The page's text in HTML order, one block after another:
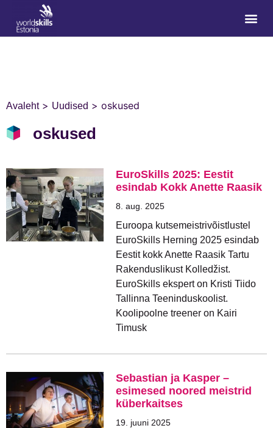
Avaleht> Uudised > oskused
oskused
EuroSkills 2025: Eestit
esindab Kokk Anette Raasik
8. aug. 2025
Euroopa kutsemeistrivõistlustel
EuroSkills Herning 2025 esindab
Eestit kokk Anette Raasik Tartu
Rakenduslikust Kolledžist.
EuroSkills ekspert on Kristi Tiido
Tallinna Teeninduskoolist.
Koolipoolne treener on Kairi
Timusk
Sebastian ja Kasper –
esimesed noored meistrid
küberkaitses
19. juuni 2025